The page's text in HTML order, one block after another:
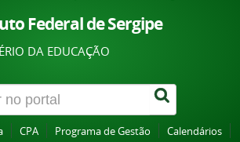
Federal de Sergipe
DA EDUCAÇÃO
CPA Programa de Gestão Calendários